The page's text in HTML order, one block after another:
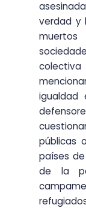
verdad y
igualdad
públicas
países
de la